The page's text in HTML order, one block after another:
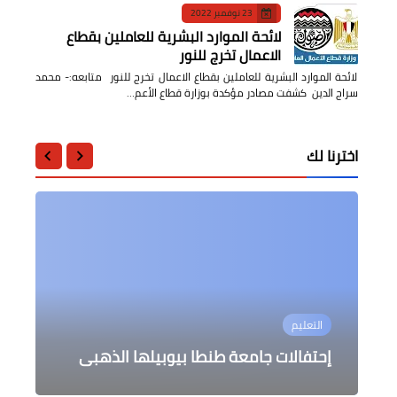
23 نوفمبر 2022
لائحة الموارد البشرية للعاملين بقطاع
الاعمال تخرج للنور
لائحة الموارد البشرية للعاملين بقطاع الاعمال تخرج للنور متابعه:- محمد
سراج الدين كشفت مصادر مؤكدة بوزارة قطاع الأعم…
اخترنا لك
التعليم
إحتفالات جامعة طنطا بيوبيلها الذهبى
يسرا تكشف عن ملامح مسلسل "أحلام
سعيدة" لرمضان 2022
وزارة الخارجية الكولومبية تستضيف
احتفالاً مصري كولومبي
مندوب مصر لدى الإتحاد الإفريقي يشارك
في زيارة ميدانية لمجلس السلم
مشاورات مع مختلف الشُركاء الدوليين
للإعداد لاستضافة مصر لمؤتمر تغير
المُناخ